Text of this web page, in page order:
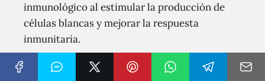
inmunológico al estimular la producción de
células blancas y mejorar la respuesta
inmunitaria.
5. Aumenta la absorción de hierro:
El estrés